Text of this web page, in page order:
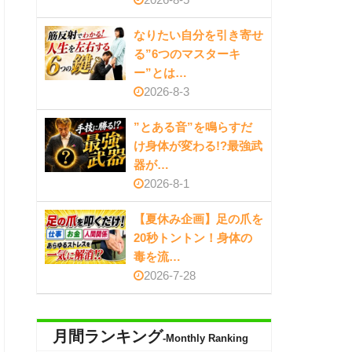
なりたい自分を引き寄せ
る”6つのマスターキ
ー”とは…
2026-8-3
”とある音”を鳴らすだ
け身体が変わる!?最強武
器が…
2026-8-1
【夏休み企画】足の爪を
20秒トントン！身体の
毒を流…
2026-7-28
月間ランキング-Monthly Ranking